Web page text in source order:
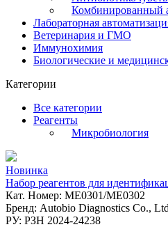
Комбинированный
Лабораторная
Ветеринария и ГМО
Иммунохимия
Биологические и
Категории
Все категории
Реагенты
Микробиология
Новинка
Набор реагентов для
Кат. Номер: ME0301/ME0302
Бренд: Autobio Diagnostics Co., Ltd
РУ: РЗН 2024-24238